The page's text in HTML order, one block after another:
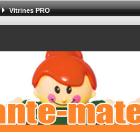
Vitrines PRO